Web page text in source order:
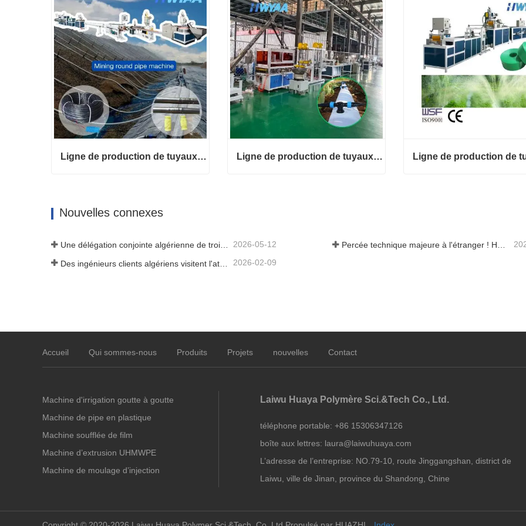
Ligne de production de tuyaux d'irrigation goutte à goutte avec goutteurs cylindriques ronds à compensation de pression pour la lixiviation des tas de minage HWYAA Ligne de production de tuyaux flexibles avec trou de sortie pré-poinçonné
Nouvelles connexes
Une délégation conjointe algérienne de trois clients a inspecté notre machine à film 2026-05-12 Percée technique majeure à l'étranger ! HWYAA développe avec succès un système d'irrigation goutte à goutte en bande pour cultures continues sur trois saisons.
2026-02-09
Accueil Qui sommes-nous Produits Projets nouvelles Contact
Machine d'irrigation goutte à goutte
Machine de pipe en plastique
Machine soufflée de film
Machine d’extrusion UHMWPE
Machine de moulage d’injection
Laiwu Huaya Polymère Sci.&Tech Co., Ltd.
téléphone portable: +86 15306347126
boîte aux lettres: laura@laiwuhuaya.com
L’adresse de l’entreprise: NO.79-10, route Jinggangshan, district de
Laiwu, ville de Jinan, province du Shandong, Chine